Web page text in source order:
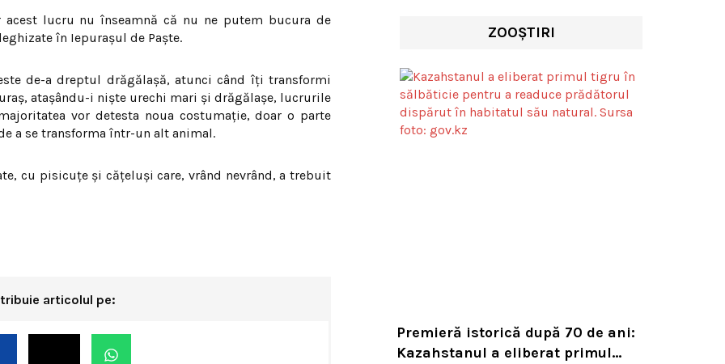
acest lucru nu înseamnă că nu ne putem bucura de
în Iepurașul de Paște.
de-a dreptul drăgălașă, atunci când îți transformi
atașându-i niște urechi mari și drăgălașe, lucrurile
vor detesta noua costumație, doar o parte
a se transforma într-un alt animal.
cu pisicuțe și cățeluși care, vrând nevrând, a trebuit
articolul pe:
ZOOȘTIRI
Premieră istorică după 70 de ani:
Kazahstanul a eliberat primul